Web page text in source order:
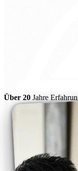
Über 20 Jahre